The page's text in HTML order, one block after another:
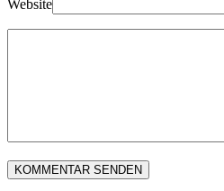
Website